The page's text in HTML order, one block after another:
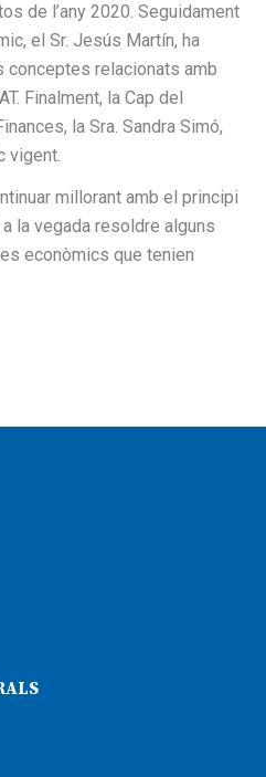
de l’any 2020. Seguidament
el Sr. Jesús Martín, ha
relacionats amb
Finalment, la Cap del
la Sra. Sandra Simó,
vigent.
millorant amb el principi
la vegada resoldre alguns
econòmics que tenien